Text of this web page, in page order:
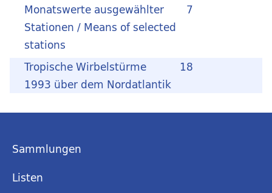
7
Monatswerte ausgewählter
Stationen / Means of selected
stations
18
Tropische Wirbelstürme
1993 über dem Nordatlantik
Sammlungen
Listen